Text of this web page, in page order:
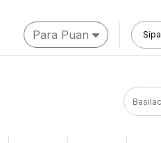
Para Puan